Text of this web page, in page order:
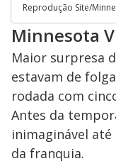
Reprodução Site/
Minnesota
Maior surpresa
estavam de
rodada com
Antes da
inimaginável
da franquia.